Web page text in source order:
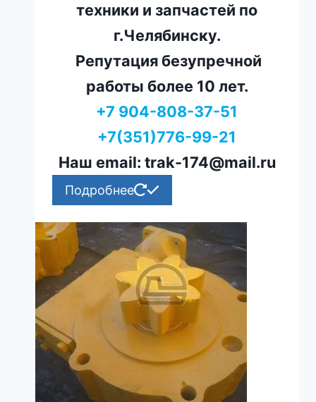
техники и запчастей по
г.Челябинску.
Репутация безупречной
работы более 10 лет.
+7 904-808-37-51
+7(351)776-99-21
Наш email: trak-174@mail.ru
Подробнее